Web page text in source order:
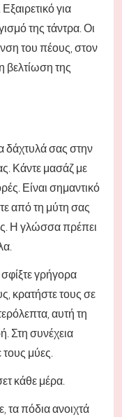
για
της τάντρα. Οι
του πέους, στον
βελτίωση της
δάχτυλά σας στην
Κάντε μασάζ με
Είναι σημαντικό
από τη μύτη σας
Η γλώσσα πρέπει
γρήγορα
κρατήστε τους σε
αυτή τη
Στη συνέχεια
μύες.
κάθε μέρα.
τα πόδια ανοιχτά